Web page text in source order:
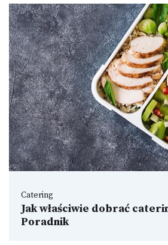
Catering
Jak właściwie dobrać
Poradnik